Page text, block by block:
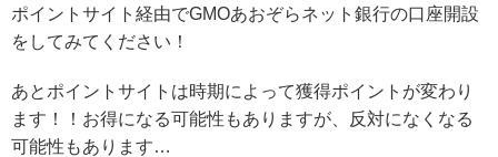
ポイントサイト経由でGMOあおぞらネット銀行の口座開設
をしてみてください！
あとポイントサイトは時期によって獲得ポイントが変わり
ます！！お得になる可能性もありますが、反対になくなる
可能性もあります…